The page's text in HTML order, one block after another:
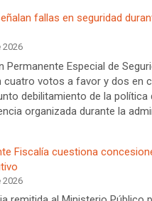
fallas en seguridad
2026
Permanente Especial de
cuatro votos a favor y dos en
debilitamiento de la
organizada durante la
Fiscalía cuestiona
2026